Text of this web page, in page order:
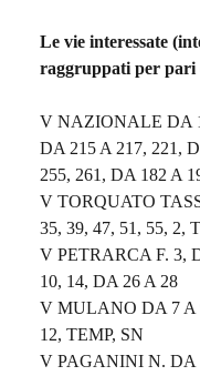
Le vie interessate
raggruppati per pari
V NAZIONALE DA
DA 215 A 217, 221,
255, 261, DA 182 A
V TORQUATO
35, 39, 47, 51, 55, 2,
V PETRARCA F. 3,
10, 14, DA 26 A 28
V MULANO DA 7 A
12, TEMP, SN
V PAGANINI N. DA